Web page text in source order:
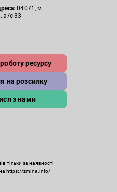
04071, м.
а/с 33
ресурсу
на розсилку
з нами
тільки за наявності
на https://zmina.info/